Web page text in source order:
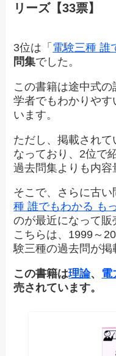
リーズ【33票】
3位は「 電験三種 誰
問集でした。
この書籍は途中式
学者でもわかりや
います。
ただし、掲載されて
なっており、2位で
過去問集よりも内容
そこで、さらに古い
種 誰でもわかる も
のが最近になって販
こちらは、1999～
験三種の過去問が掲
この書籍は理論、 電
売されています。